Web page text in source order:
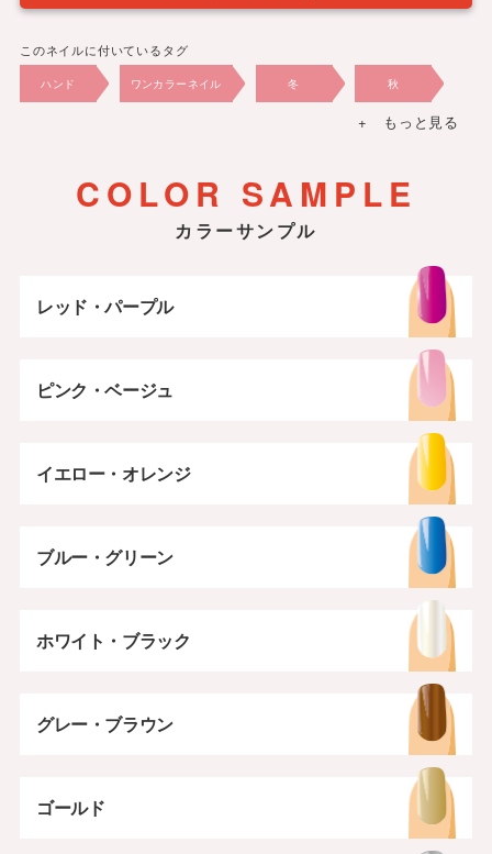
このネイルに付いているタグ
ハンド ワンカラーネイル 冬 秋
秋+ もっと見る
COLOR SAMPLE
カラーサンプル
レッド・パープル
ピンク・ベージュ
イエロー・オレンジ
ブルー・グリーン
ホワイト・ブラック
グレー・ブラウン
ゴールド